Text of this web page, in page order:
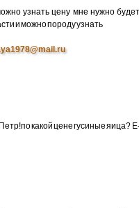
узнать цену мне нужно
и можно породу узнать
какой цене гусиные яица?